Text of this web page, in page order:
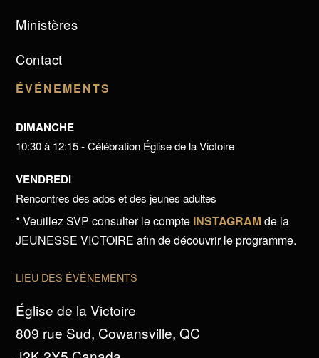
Ministères
Contact
ÉVÉNEMENTS
DIMANCHE
10:30 à 12:15 - Célébration Église de la Victoire
VENDREDI
Rencontres des ados et des jeunes adultes
* Veuillez SVP consulter le compte INSTAGRAMde la
JEUNESSE VICTOIRE afin de découvrir le programme.
LIEU DES ÉVÉNEMENTS
Église de la Victoire
809 rue Sud, Cowansville, QC